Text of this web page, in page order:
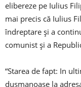
elibereze pe Iulius
mai precis că Iulius
îndreptare și a
comunist și a
“Starea de fapt: In
dusmanoase la